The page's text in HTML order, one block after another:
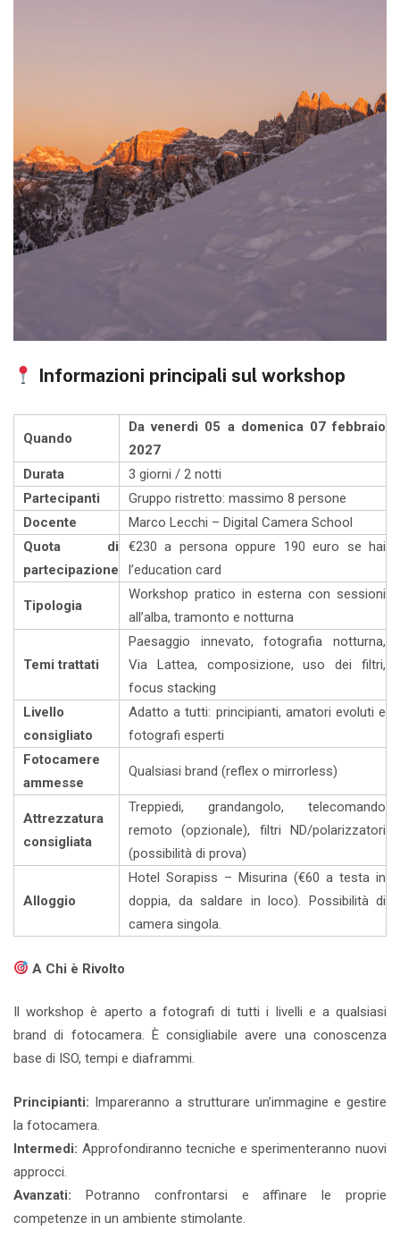
Informazioni principali sul workshop
Quando
Da venerdì 05 a domenica 07 febbraio
2027
Durata
3 giorni / 2 notti
Partecipanti
Gruppo ristretto: massimo 8 persone
Docente
Marco Lecchi – Digital Camera School
Quota di
partecipazione
€230 a persona oppure 190 euro se hai
l’education card
Tipologia
Workshop pratico in esterna con sessioni
all’alba, tramonto e notturna
Temi trattati
Paesaggio innevato, fotografia notturna,
Via Lattea, composizione, uso dei filtri,
focus stacking
Livello
consigliato
Adatto a tutti: principianti, amatori evoluti e
fotografi esperti
Fotocamere
ammesse
Qualsiasi brand (reflex o mirrorless)
Attrezzatura
consigliata
Treppiedi, grandangolo, telecomando
remoto (opzionale), filtri ND/polarizzatori
(possibilità di prova)
Alloggio
Hotel Sorapiss – Misurina (€60 a testa in
doppia, da saldare in loco). Possibilità di
camera singola.
A Chi è Rivolto
Il workshop è aperto a fotografi di tutti i livelli e a qualsiasi
brand di fotocamera. È consigliabile avere una conoscenza
base di ISO, tempi e diaframmi.
Principianti: Impareranno a strutturare un’immagine e gestire
la fotocamera.
Intermedi: Approfondiranno tecniche e sperimenteranno nuovi
approcci.
Avanzati:
Potranno confrontarsi e affinare le proprie
competenze in un ambiente stimolante.